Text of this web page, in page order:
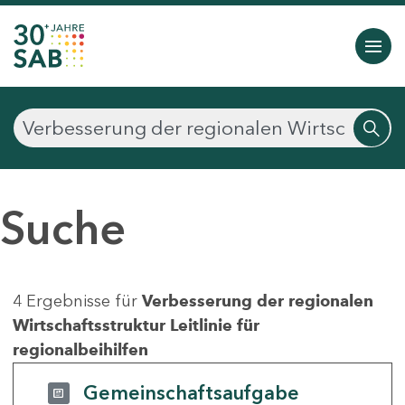
Suche
4 Ergebnisse für Verbesserung der regionalen
Wirtschaftsstruktur Leitlinie für
regionalbeihilfen
Gemeinschaftsaufgabe